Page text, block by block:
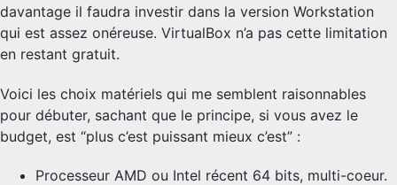
davantage il faudra investir dans la version Workstation
qui est assez onéreuse. VirtualBox n’a pas cette limitation
en restant gratuit.
Voici les choix matériels qui me semblent raisonnables
pour débuter, sachant que le principe, si vous avez le
budget, est “plus c’est puissant mieux c’est” :
Processeur AMD ou Intel récent 64 bits, multi-coeur.